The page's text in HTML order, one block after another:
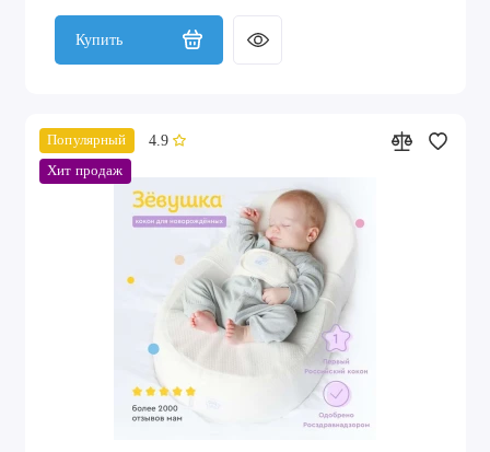
Купить
Популярный
Хит продаж
4.9